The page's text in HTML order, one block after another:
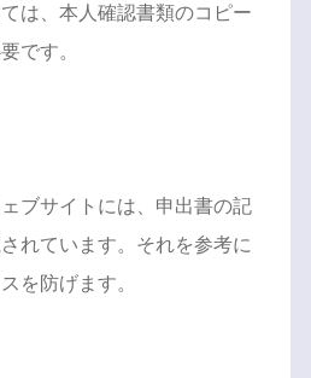
は、本人確認書類のコピー
です。
ブサイトには、申出書の記
れています。それを参考に
を防げます。